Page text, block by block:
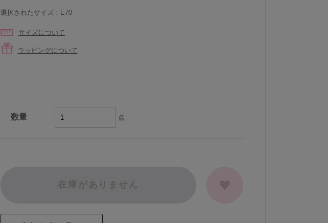
選択されたサイズ：E70
サイズについて
ラッピングについて
数量 点
在庫がありません